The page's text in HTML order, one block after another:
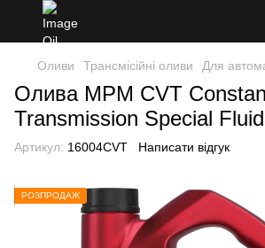
Оливи Трансмісійні оливи Для
Олива MPM CVT
Transmission Special
Артикул: 16004CVT Написати відгук
РОЗПРОДАЖ